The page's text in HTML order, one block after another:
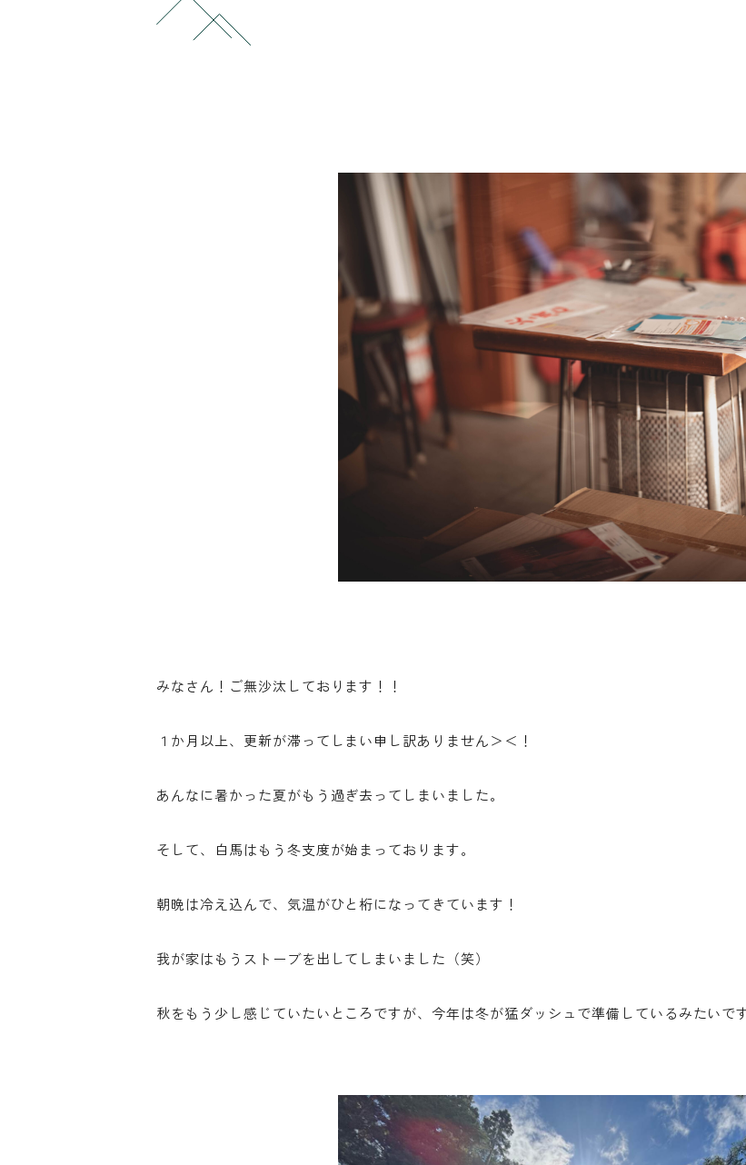
みなさん！ご無沙汰しております！！
１か月以上、更新が滞ってしまい申し訳ありません＞＜！
あんなに暑かった夏がもう過ぎ去ってしまいました。
そして、白馬はもう冬支度が始まっております。
朝晩は冷え込んで、気温がひと桁になってきています！
我が家はもうストーブを出してしまいました（笑）
秋をもう少し感じていたいところですが、今年は冬が猛ダッシュで準備しているみたいで